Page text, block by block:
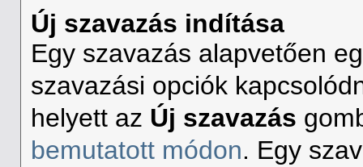
Új szavazás indítása
Egy szavazás alapvetően
szavazási opciók
helyett az Új szavazás
bemutatott módon. Egy